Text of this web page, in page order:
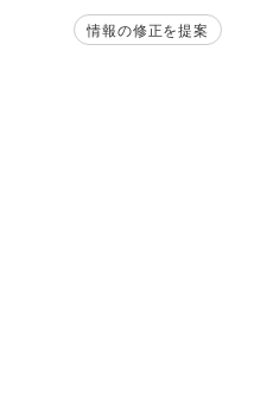
情報の修正を提案